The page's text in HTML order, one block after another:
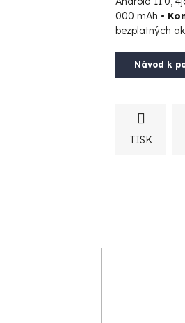
000 mAh •
bezplatných
Návod k
TISK